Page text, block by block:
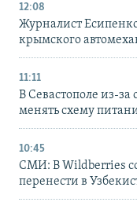
12:08
Журналист
крымского
11:11
В Севастополе из-
менять схему
10:45
СМИ: В Wildberries
перенести в